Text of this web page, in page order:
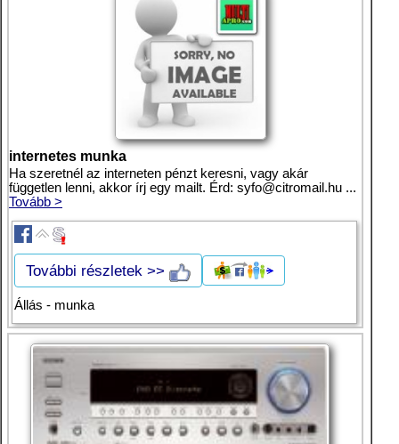
internetes munka
Ha szeretnél az interneten pénzt keresni, vagy akár
független lenni, akkor írj egy mailt. Érd: syfo@citromail.hu ...
Tovább >
További részletek >>
Állás - munka